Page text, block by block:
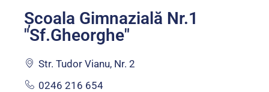
Școala Gimnazială Nr.1
"Sf.Gheorghe"
Str. Tudor Vianu, Nr. 2
0246 216 654